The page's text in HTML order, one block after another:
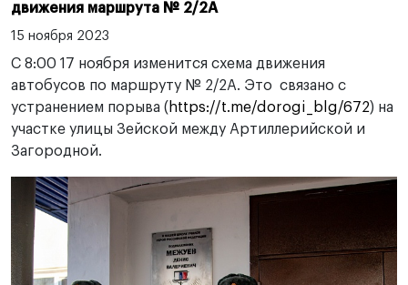
движения маршрута № 2/2А
15 ноября 2023
С 8:00 17 ноября изменится схема движения
автобусов по маршруту № 2/2А. Это связано с
устранением порыва ( https://t.me/dorogi_blg/672) на
участке улицы Зейской между Артиллерийской и
Загородной.